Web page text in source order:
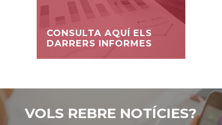
CONSULTA AQUÍ ELS
DARRERS INFORMES
VOLS REBRE NOTÍCIES?